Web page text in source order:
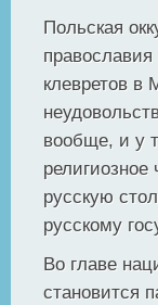
Польская
клевретов в
вообще, и у
религиозное
русскую
русскому
Во главе
становится